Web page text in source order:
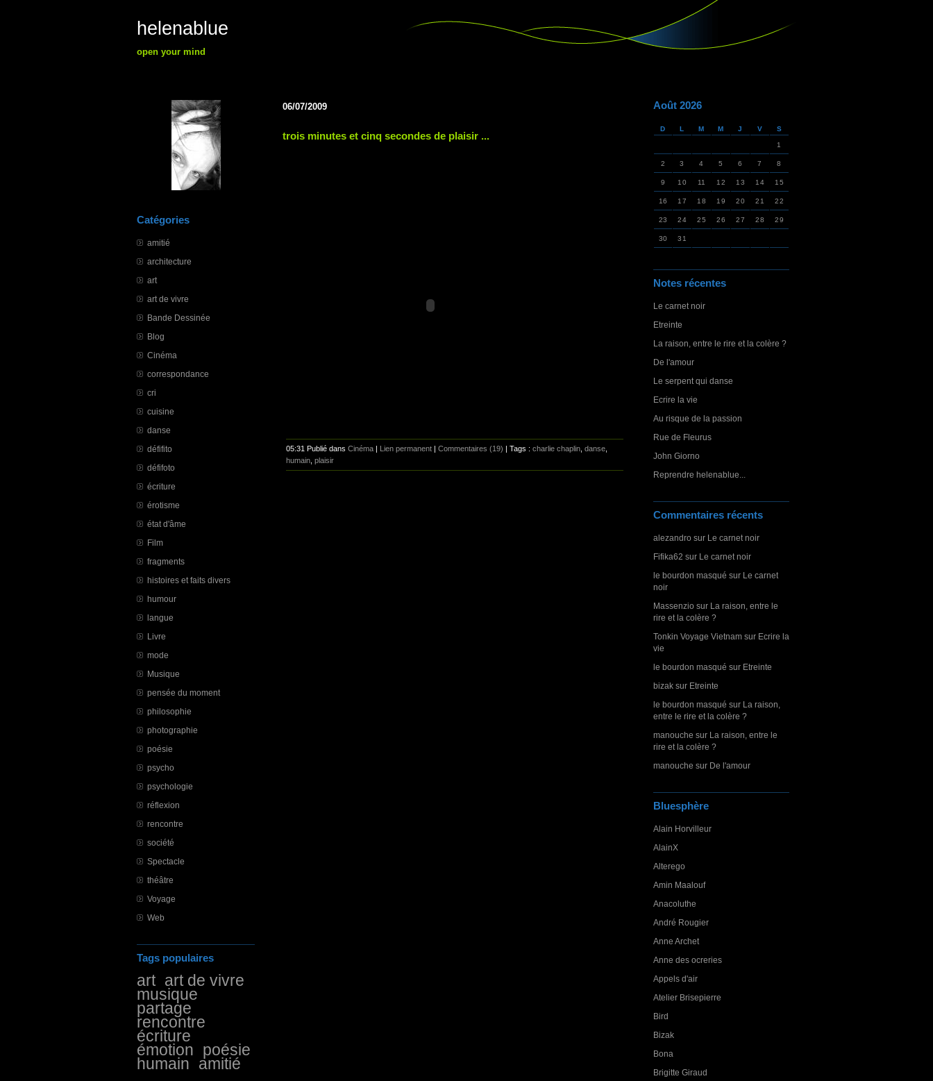
helenablue
open your mind
Catégories
amitié
architecture
art
art de vivre
Bande Dessinée
Blog
Cinéma
correspondance
cri
cuisine
danse
défifito
défifoto
écriture
érotisme
état d'âme
Film
fragments
histoires et faits divers
humour
langue
Livre
mode
Musique
pensée du moment
philosophie
photographie
poésie
psycho
psychologie
réflexion
rencontre
société
Spectacle
théâtre
Voyage
Web
Tags populaires
art art de vivre
musique
partage
rencontre
écriture
émotion poésie
humain amitié
Août 2026
D L M M J V S
1
2 3 4 5 6 7 8
9 10 11 12 13 14 15
16 17 18 19 20 21 22
23 24 25 26 27 28 29
30 31
Notes récentes
Le carnet noir
Etreinte
La raison, entre le rire et la colère ?
De l'amour
Le serpent qui danse
Ecrire la vie
Au risque de la passion
Rue de Fleurus
John Giorno
Reprendre helenablue...
Commentaires récents
alezandro sur Le carnet noir
Fifika62 sur Le carnet noir
le bourdon masqué sur Le carnet
noir
Massenzio sur La raison, entre le
rire et la colère ?
Tonkin Voyage Vietnam sur Ecrire la
vie
le bourdon masqué sur Etreinte
bizak sur Etreinte
le bourdon masqué sur La raison,
entre le rire et la colère ?
manouche sur La raison, entre le
rire et la colère ?
manouche sur De l'amour
Bluesphère
Alain Horvilleur
AlainX
Alterego
Amin Maalouf
Anacoluthe
André Rougier
Anne Archet
Anne des ocreries
Appels d'air
Atelier Brisepierre
Bird
Bizak
Bona
Brigitte Giraud
06/07/2009
trois minutes et cinq secondes de plaisir ...
05:31 Publié dans Cinéma | Lien permanent | Commentaires (19) | Tags : charlie chaplin danse
humain plaisir